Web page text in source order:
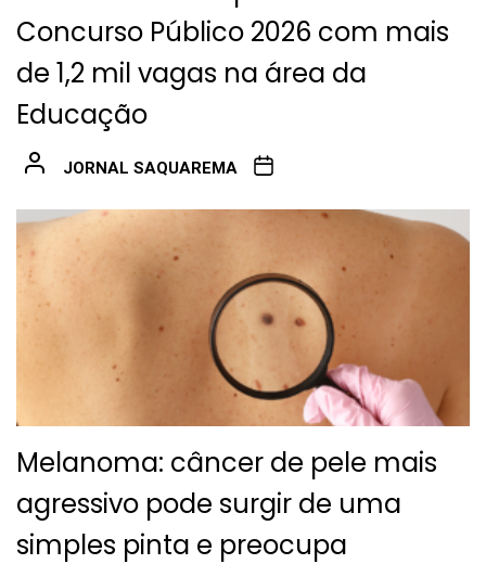
Concurso Público 2026 com mais
de 1,2 mil vagas na área da
Educação
JORNAL SAQUAREMA
Melanoma: câncer de pele mais
agressivo pode surgir de uma
simples pinta e preocupa